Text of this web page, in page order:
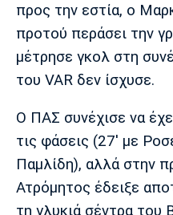
Λίβερπουλ
Ίντερ
προς την εστία, ο
προτού περάσει την
μέτρησε γκολ στη
του VAR δεν ίσχυσε.
Ο ΠΑΣ συνέχισε να
τις φάσεις (27' με
Παμλίδη), αλλά στην
Ατρόμητος έδειξε
τη γλυκιά σέντρα του